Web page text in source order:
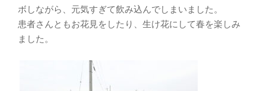
ボしながら、元気すぎて飲み込んでしまいました。
患者さんともお花見をしたり、生け花にして春を楽しみ
ました。